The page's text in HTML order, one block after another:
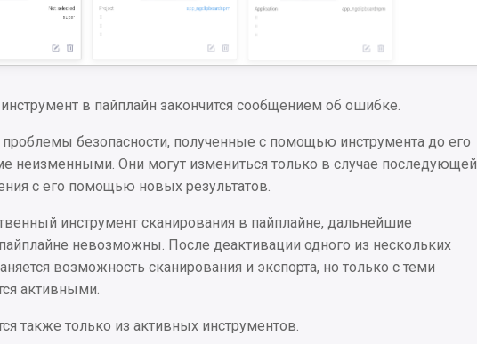
в пайплайн закончится сообщением об ошибке.
проблемы безопасности, полученные с помощью инструмента до его
неизменными. Они могут измениться только в случае последующей
с его помощью новых результатов.
инструмент сканирования в пайплайне, дальнейшие
невозможны. После деактивации одного из нескольких
возможность сканирования и экспорта, но только с теми
активными.
также только из активных инструментов.